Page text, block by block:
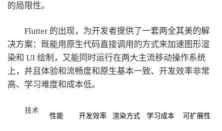
的局限性。
Flutter 的出现，为开发者提供了一套两全其美的解
决方案：既能用原生代码直接调用的方式来加速图形渲
染和 UI 绘制，又能同时运行在两大主流移动操作系统
上，并且体验和流畅度和原生基本一致、开发效率非常
高、学习难度和成本低。
技术
性能 开发效率 渲染方式 学习成本 可扩展性